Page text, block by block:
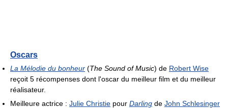
Oscars
La Mélodie du bonheur (The Sound of Music) de Robert Wise
reçoit 5 récompenses dont l'oscar du meilleur film et du meilleur
réalisateur.
Meilleure actrice : Julie Christie pour Darling de John Schlesinger